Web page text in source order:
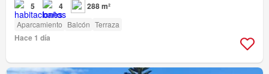
5 4 288 m²
Aparcamiento Balcón Terraza
Hace 1 día